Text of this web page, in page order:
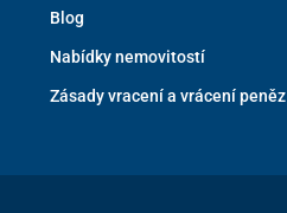
Blog
Nabídky nemovitostí
Zásady vracení a vrácení peněz